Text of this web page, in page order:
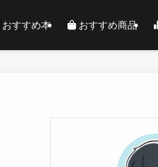
おすすめ本 おすすめ商品